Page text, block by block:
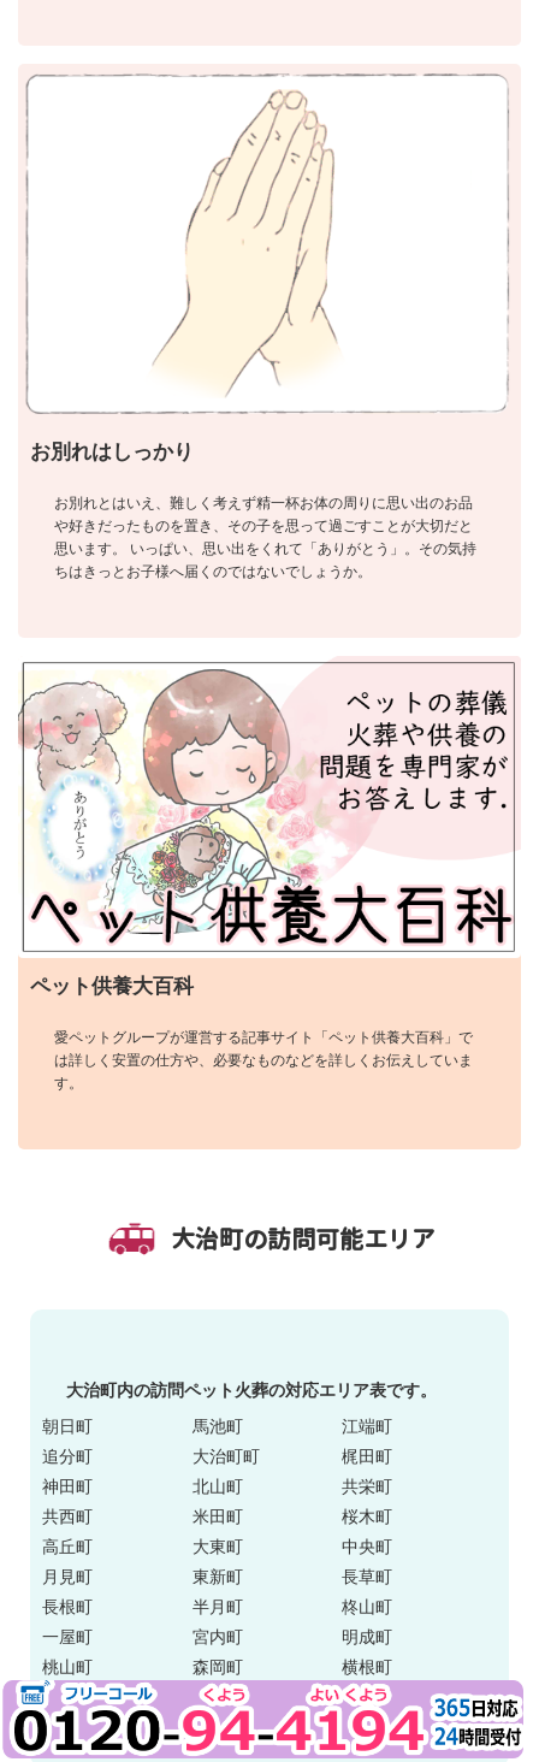
お別れはしっかり
お別れとはいえ、難しく考えず精一杯お体の周りに思い出のお品
や好きだったものを置き、その子を思って過ごすことが大切だと
思います。 いっぱい、思い出をくれて「ありがとう」。その気持
ちはきっとお子様へ届くのではないでしょうか。
ペット供養大百科
愛ペットグループが運営する記事サイト「ペット供養大百科」で
は詳しく安置の仕方や、必要なものなどを詳しくお伝えしていま
す。
大治町の訪問可能エリア
大治町内の訪問ペット火葬の対応エリア表です。
朝日町
馬池町
江端町
追分町
大治町町
梶田町
神田町
北山町
共栄町
共西町
米田町
桜木町
高丘町
大東町
中央町
月見町
東新町
長草町
長根町
半月町
柊山町
一屋町
宮内町
明成町
桃山町
森岡町
横根町
吉川町
若草町